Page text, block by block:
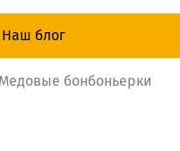
Наш блог
Медовые бонбоньерки